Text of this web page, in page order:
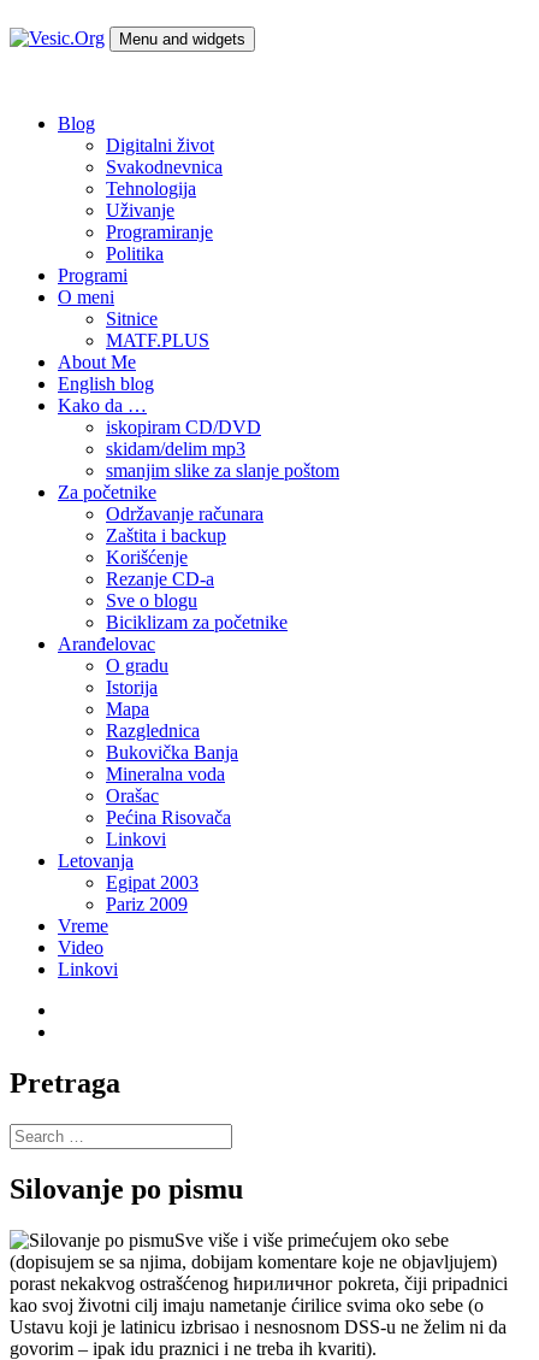
to
Menu and widgets
Blog
Digitalni život
Svakodnevnica
Tehnologija
Uživanje
Programiranje
Politika
Programi
O meni
Sitnice
MATF.PLUS
About Me
English blog
Kako da …
iskopiram CD/DVD
skidam/delim mp3
smanjim slike za slanje poštom
Za početnike
Održavanje računara
Zaštita i backup
Korišćenje
Rezanje CD-a
Sve o blogu
Biciklizam za početnike
Aranđelovac
O gradu
Istorija
Mapa
Razglednica
Bukovička Banja
Mineralna voda
Orašac
Pećina Risovača
Linkovi
Letovanja
Egipat 2003
Pariz 2009
Vreme
Video
Linkovi
Pretraga
Search
for:
Silovanje po pismu
Sve više i više primećujem oko sebe
(dopisujem se sa njima, dobijam komentare koje ne objavljujem)
porast nekakvog ostrašćenog ћириличног pokreta, čiji pripadnici
kao svoj životni cilj imaju nametanje ćirilice svima oko sebe (o
Ustavu koji je latinicu izbrisao i nesnosnom DSS-u ne želim ni da
govorim – ipak idu praznici i ne treba ih kvariti).